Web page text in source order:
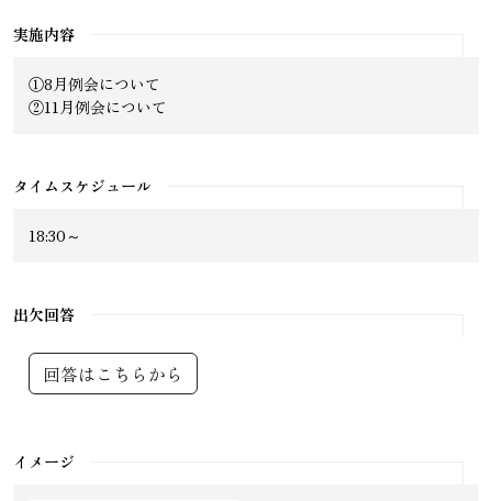
実施内容
①8月例会について
②11月例会について
タイムスケジュール
18:30～
出欠回答
回答はこちらから
イメージ